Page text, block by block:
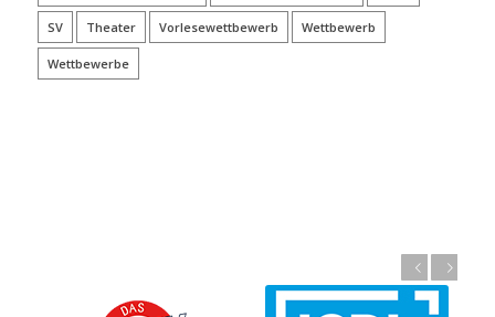
SV Theater Vorlesewettbewerb Wettbewerb
Wettbewerbe